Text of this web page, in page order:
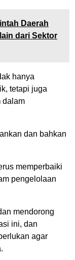
Daerah
dari Sektor
hanya
tetapi juga
dalam
dan bahkan
memperbaiki
pengelolaan
mendorong
ini, dan
agar